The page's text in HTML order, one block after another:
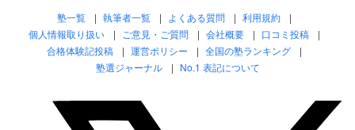
塾一覧 執筆者一覧 よくある質問
利用規約
個人情報取り扱い
ご意見・ご質問 会社概要
口コミ投稿
合格体験記投稿
運営ポリシー
全国の塾ランキング
塾選ジャーナル
No.1 表記について